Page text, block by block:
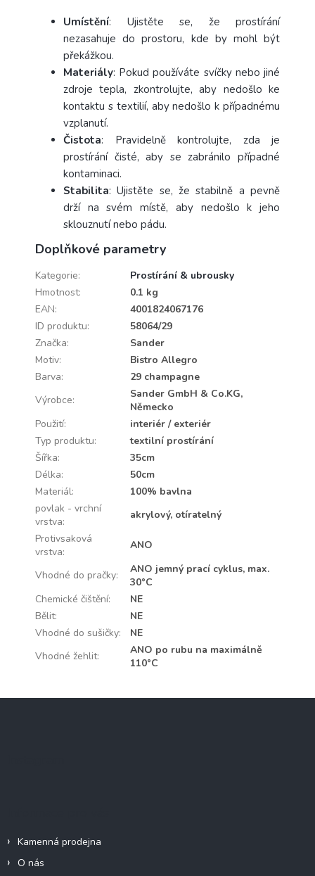
Umístění: Ujistěte se, že prostírání
nezasahuje do prostoru, kde by mohl být
překážkou.
Materiály: Pokud používáte svíčky nebo jiné
zdroje tepla, zkontrolujte, aby nedošlo ke
kontaktu s textilií, aby nedošlo k případnému
vzplanutí.
Čistota: Pravidelně kontrolujte, zda je
prostírání čisté, aby se zabránilo případné
kontaminaci.
Stabilita: Ujistěte se, že stabilně a pevně
drží na svém místě, aby nedošlo k jeho
sklouznutí nebo pádu.
Doplňkové parametry
Kategorie:
Prostírání & ubrousky
Hmotnost:
0.1 kg
EAN:
4001824067176
ID produktu:
58064/29
Značka:
Sander
Motiv:
Bistro Allegro
Barva:
29 champagne
Výrobce:
Sander GmbH & Co.KG,
Německo
Použití:
interiér / exteriér
Typ produktu:
textilní prostírání
Šířka:
35cm
Délka:
50cm
Materiál:
100% bavlna
povlak - vrchní
vrstva:
akrylový, otíratelný
Protivsaková
vrstva:
ANO
Vhodné do pračky:
ANO jemný prací cyklus, max.
30°C
Chemické čištění:
NE
Bělit:
NE
Vhodné do sušičky:
NE
Vhodné žehlit:
ANO po rubu na maximálně
110°C
Z
Kamenná prodejna
O nás